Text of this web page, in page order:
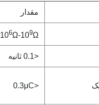
مقدار
106Ω-109Ω
<0.1 ثانیه
<0.3μC